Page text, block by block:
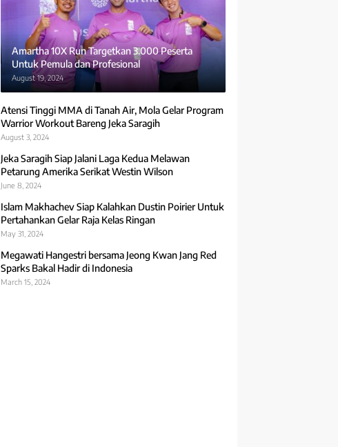
Amartha 10X Run Targetkan 3.000 Peserta
Untuk Pemula dan Profesional
August 19, 2024
Atensi Tinggi MMA di Tanah Air, Mola Gelar Program
Warrior Workout Bareng Jeka Saragih
August 3, 2024
Jeka Saragih Siap Jalani Laga Kedua Melawan
Petarung Amerika Serikat Westin Wilson
June 8, 2024
Islam Makhachev Siap Kalahkan Dustin Poirier Untuk
Pertahankan Gelar Raja Kelas Ringan
May 31, 2024
Megawati Hangestri bersama Jeong Kwan Jang Red
Sparks Bakal Hadir di Indonesia
March 15, 2024